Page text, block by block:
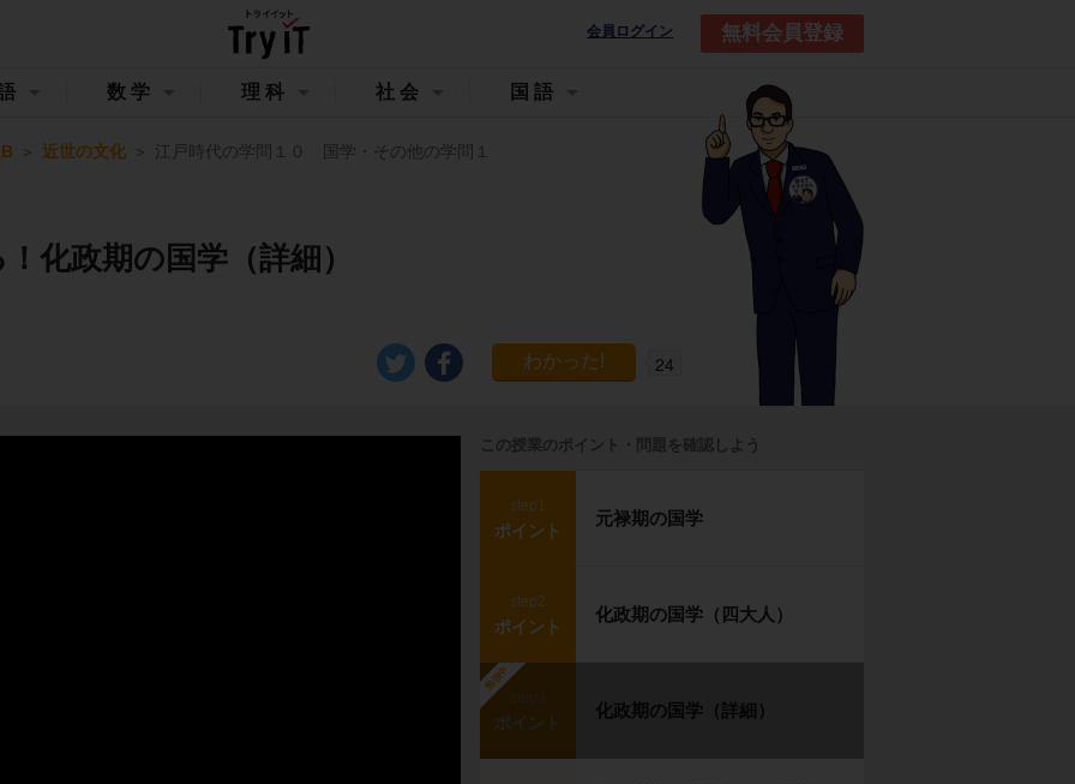
会員ログイン 無料会員登録
数学 理科 社会 国語
近世の文化 江戸時代の学問１０ 国学・その他の学問１
化政期の国学（詳細）
24
この授業のポイント・問題を確認しよう
step1
ポイント
元禄期の国学
step2
ポイント
化政期の国学（四大人）
勉強中
ポイント
化政期の国学（詳細）